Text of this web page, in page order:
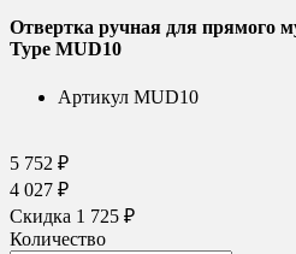
Отвертка ручная для прямого
Type MUD10
Артикул MUD10
5 752 ₽
4 027 ₽
Скидка 1 725 ₽
Количество